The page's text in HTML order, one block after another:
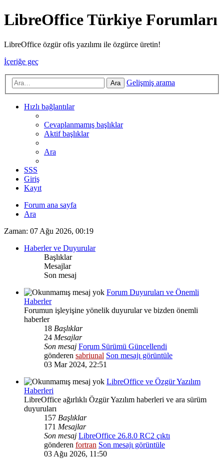
LibreOffice Türkiye Forumları
LibreOffice özgür ofis yazılımı ile özgürce üretin!
İçeriğe geç
Ara Gelişmiş arama
Hızlı bağlantılar
Cevaplanmamış başlıklar
Aktif başlıklar
Ara
SSS
Giriş
Kayıt
Forum ana sayfa
Ara
Zaman: 07 Ağu 2026, 00:19
Haberler ve Duyurular
Başlıklar
Mesajlar
Son mesaj
Forum Duyuruları ve Önemli
Haberler
Forumun işleyişine yönelik duyurular ve bizden önemli
haberler
18 Başlıklar
24 Mesajlar
Son mesaj Forum Sürümü Güncellendi
gönderen sabriunal Son mesajı görüntüle
03 Mar 2024, 22:51
LibreOffice ve Özgür Yazılım
Haberleri
LibreOffice ağırlıklı Özgür Yazılım haberleri ve ara sürüm
duyuruları
157 Başlıklar
171 Mesajlar
Son mesaj LibreOffice 26.8.0 RC2 çıktı
gönderen fortran Son mesajı görüntüle
03 Ağu 2026, 11:50